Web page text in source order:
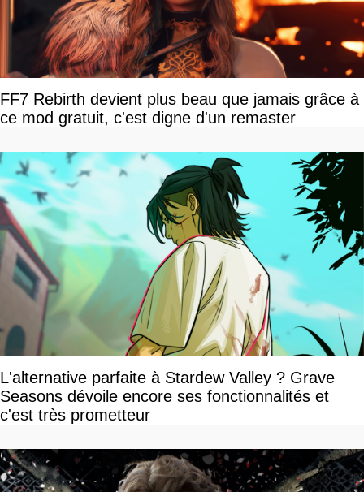
FF7 Rebirth devient plus beau que jamais grâce à
ce mod gratuit, c'est digne d'un remaster
L'alternative parfaite à Stardew Valley ? Grave
Seasons dévoile encore ses fonctionnalités et
c'est très prometteur